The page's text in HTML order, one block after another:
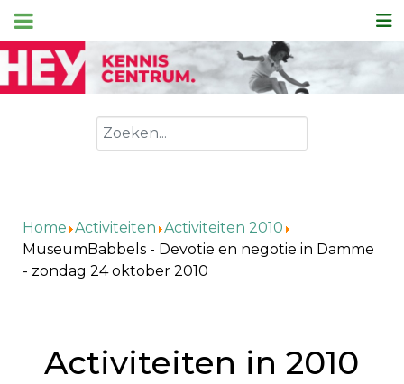
Zoeken
Home Activiteiten Activiteiten 2010
MuseumBabbels - Devotie en negotie in Damme
- zondag 24 oktober 2010
Activiteiten in 2010